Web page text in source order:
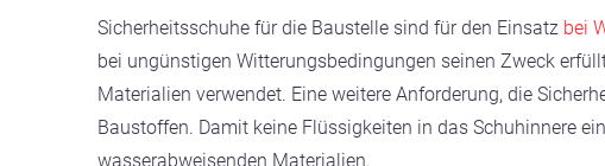
Sicherheitsschuhe für die Baustelle sind für den Einsatz bei
bei ungünstigen Witterungsbedingungen seinen Zweck
Materialien verwendet. Eine weitere Anforderung, die
Baustoffen. Damit keine Flüssigkeiten in das Schuhinnere
wasserabweisenden Materialien.